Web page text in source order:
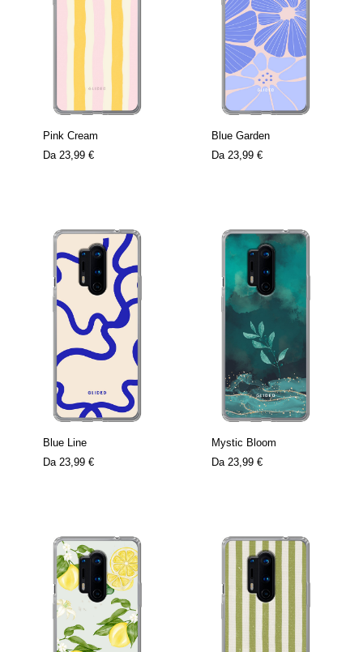
Pink Cream
Da 23,99 €
Blue Garden
Da 23,99 €
Blue Line
Da 23,99 €
Mystic Bloom
Da 23,99 €